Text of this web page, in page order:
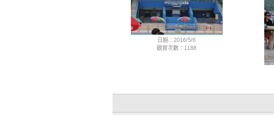
日期：2016/5/6
觀賞次數：1188